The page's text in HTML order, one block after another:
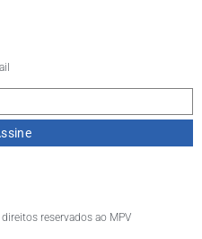
reservados ao MPV